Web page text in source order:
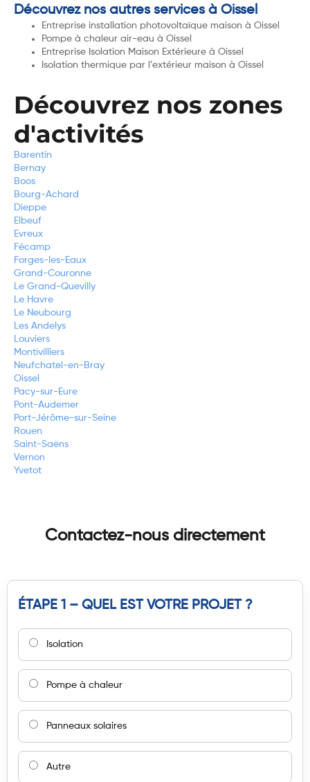
Découvrez nos autres services à Oissel
Entreprise installation photovoltaïque maison à Oissel
Pompe à chaleur air-eau à Oissel
Entreprise Isolation Maison Extérieure à Oissel
Isolation thermique par l’extérieur maison à Oissel
Découvrez nos zones
d'activités
Barentin
Bernay
Boos
Bourg-Achard
Dieppe
Elbeuf
Evreux
Fécamp
Forges-les-Eaux
Grand-Couronne
Le Grand-Quevilly
Le Havre
Le Neubourg
Les Andelys
Louviers
Montivilliers
Neufchatel-en-Bray
Oissel
Pacy-sur-Eure
Pont-Audemer
Port-Jérôme-sur-Seine
Rouen
Saint-Saëns
Vernon
Yvetot
Contactez-nous directement
ÉTAPE 1 – QUEL EST VOTRE PROJET ?
Isolation
Pompe à chaleur
Panneaux solaires
Autre